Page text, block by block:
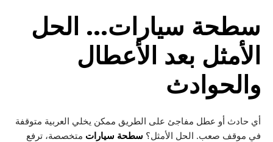
سطحة سيارات… الحل
الأمثل بعد الأعطال
والحوادث
أي حادث أو عطل مفاجئ على الطريق ممكن يخلي العربية متوقفة
في موقف صعب. الحل الأمثل؟ سطحة سيارات متخصصة، ترفع